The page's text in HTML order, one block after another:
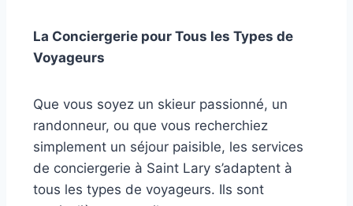
La Conciergerie pour Tous les Types de
Voyageurs
Que vous soyez un skieur passionné, un
randonneur, ou que vous recherchiez
simplement un séjour paisible, les services
de conciergerie à Saint Lary s’adaptent à
tous les types de voyageurs. Ils sont